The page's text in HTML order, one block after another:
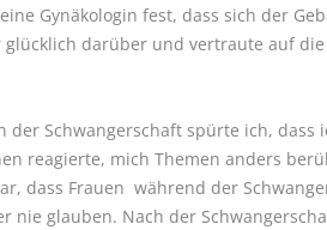
Gynäkologin fest, dass sich der
glücklich darüber und vertraute auf
der Schwangerschaft spürte ich, dass
reagierte, mich Themen anders
dass Frauen während der
nie glauben. Nach der